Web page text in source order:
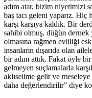
adım atar, bizim niyetimizi
baş tacı geleni yaparız.
karşı karşıya kaldık. Bir
sahibi olmuş, düğün dernek
olmasına rağmen evliliği
insanların dışarıda olan
bir adım attık. Fakat öyle
gelmeyen suçlamalarla
aklıselime gelir ve
daha değerlendirilir” diye